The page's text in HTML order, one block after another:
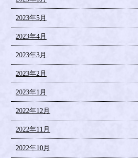
2023年5月
2023年4月
2023年3月
2023年2月
2023年1月
2022年12月
2022年11月
2022年10月